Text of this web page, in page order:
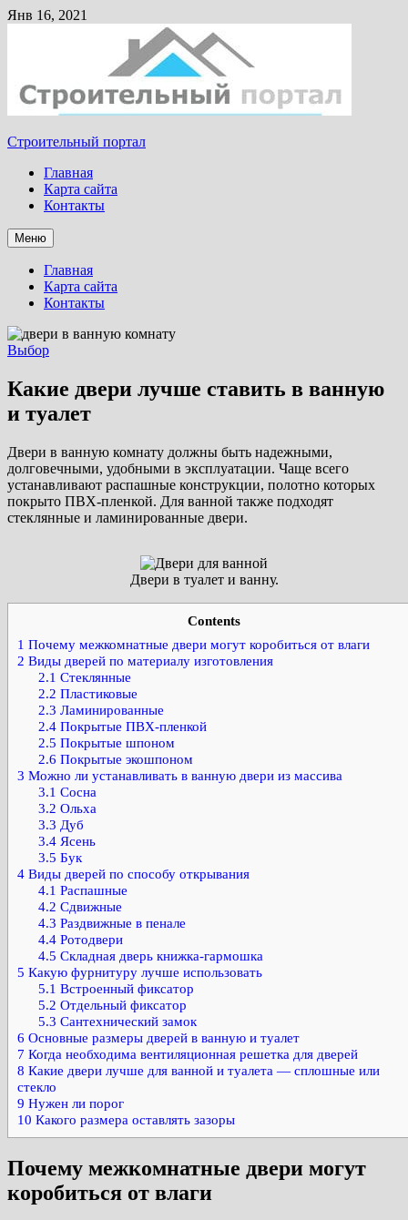
Янв 16, 2021
Строительный портал
Главная
Карта сайта
Контакты
Меню
Главная
Карта сайта
Контакты
Выбор
Какие двери лучше ставить в ванную
и туалет
Двери в ванную комнату должны быть надежными,
долговечными, удобными в эксплуатации. Чаще всего
устанавливают распашные конструкции, полотно которых
покрыто ПВХ-пленкой. Для ванной также подходят
стеклянные и ламинированные двери.
Двери в туалет и ванну.
Contents
1 Почему межкомнатные двери могут коробиться от влаги
2 Виды дверей по материалу изготовления
2.1 Стеклянные
2.2 Пластиковые
2.3 Ламинированные
2.4Покрытые ПВХ-пленкой
2.5 Покрытые шпоном
2.6 Покрытые экошпоном
3 Можно ли устанавливать в ванную двери из массива
3.1 Сосна
3.2 Ольха
3.3 Дуб
3.4Ясень
3.5 Бук
4 Виды дверей по способу открывания
4.1 Распашные
4.2 Сдвижные
4.3 Раздвижные в пенале
4.4Ротодвери
4.5 Складная дверь книжка-гармошка
5 Какую фурнитуру лучше использовать
5.1 Встроенный фиксатор
5.2 Отдельный фиксатор
5.3 Сантехнический замок
6 Основные размеры дверей в ванную и туалет
7 Когда необходима вентиляционная решетка для дверей
8 Какие двери лучше для ванной и туалета — сплошные или
стекло
9 Нужен ли порог
10 Какого размера оставлять зазоры
Почему межкомнатные двери могут
коробиться от влаги